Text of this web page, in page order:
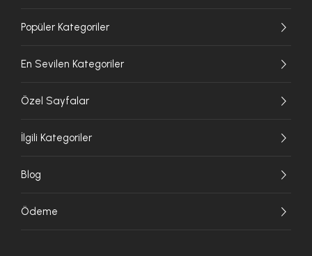
Popüler Kategoriler
En Sevilen Kategoriler
Özel Sayfalar
İlgili Kategoriler
Blog
Ödeme